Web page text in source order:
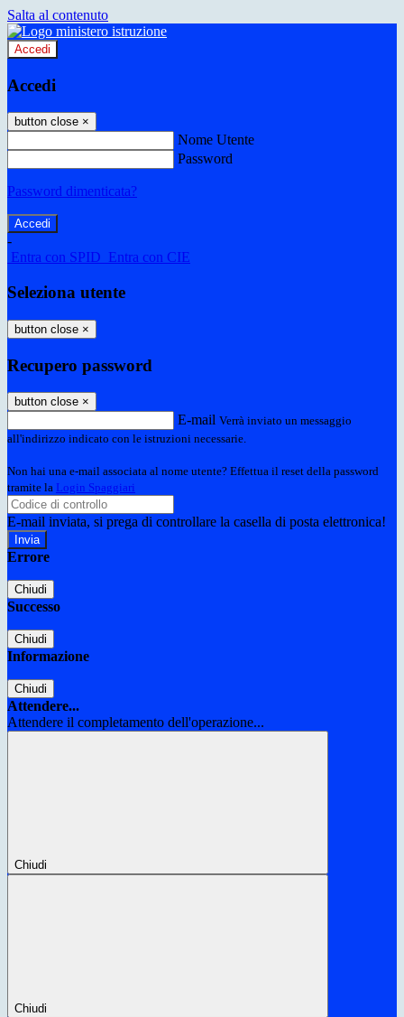
Salta al contenuto
Accedi
Accedi
button close ×
Nome Utente
Password
Password dimenticata?
-
Entra con SPID Entra con CIE
Seleziona utente
button close ×
Recupero password
button close ×
E-mail Verrà inviato un messaggio
all'indirizzo indicato con le istruzioni necessarie.
Non hai una e-mail associata al nome utente? Effettua il reset della password
tramite la Login Spaggiari
E-mail inviata, si prega di controllare la casella di posta elettronica!
Errore
Chiudi
Successo
Chiudi
Informazione
Chiudi
Attendere...
Attendere il completamento dell'operazione...
Chiudi
Chiudi